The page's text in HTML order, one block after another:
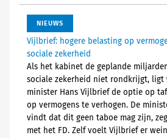
NIEUWS
Vijlbrief: hogere belasting op
sociale zekerheid
Als het kabinet de geplande
sociale zekerheid niet rondkrijgt, ligt
minister Hans Vijlbrief de optie op
op vermogens te verhogen. De
vindt dat dit geen taboe mag zijn,
met het FD. Zelf voelt Vijlbrief er